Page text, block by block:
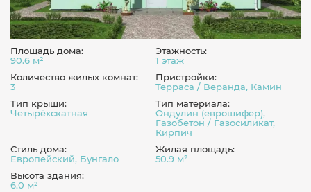
Площадь дома:
90.6 м²
Этажность:
1 этаж
Количество жилых комнат:
3
Пристройки:
Терраса / Веранда, Камин
Тип крыши:
Четырёхскатная
Тип материала:
Ондулин (еврошифер),
Газобетон / Газосиликат,
Кирпич
Стиль дома:
Европейский, Бунгало
Жилая площадь:
50.9 м²
Высота здания:
6.0 м²